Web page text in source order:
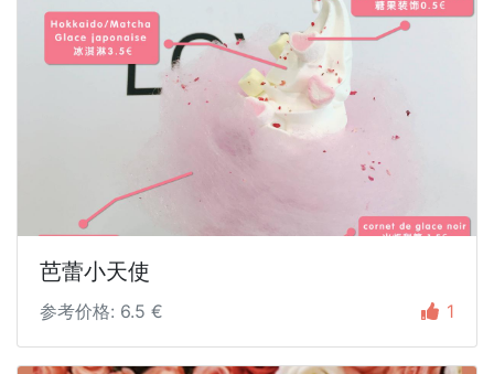
芭蕾小天使
参考价格: 6.5 € 1